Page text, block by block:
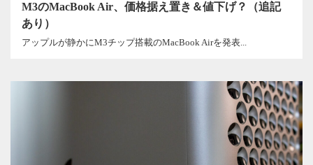
M3のMacBook Air、価格据え置き＆値下げ？（追記
あり）
アップルが静かにM3チップ搭載のMacBook Airを発表...